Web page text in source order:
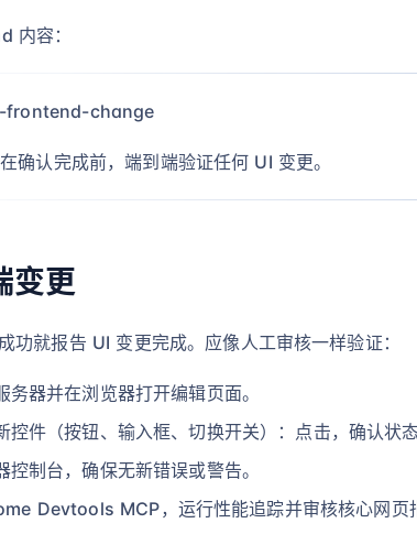
内容：
frontend-change
认完成前，端到端验证任何 UI 变更。
变更
功就报告 UI 变更完成。应像人工审核一样验证：
务器并在浏览器打开编辑页面。
控件（按钮、输入框、切换开关）：点击，确认状
控制台，确保无新错误或警告。
Devtools MCP，运行性能追踪并审核核心网页